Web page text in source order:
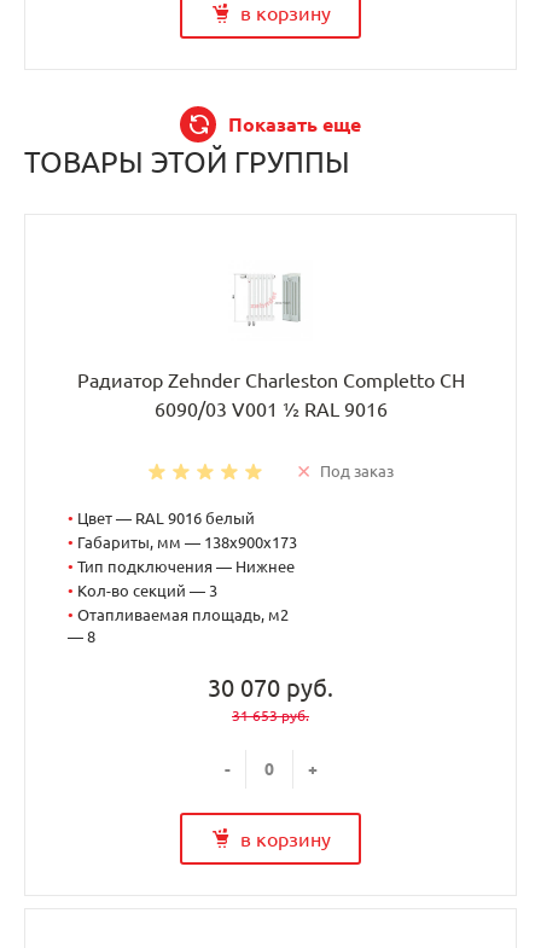
в корзину
Показать еще
ТОВАРЫ ЭТОЙ ГРУППЫ
Радиатор Zehnder Charleston Completto CH
6090/03 V001 ½ RAL 9016
Под заказ
• Цвет — RAL 9016 белый
• Габариты, мм — 138x900x173
• Тип подключения — Нижнее
• Кол-во секций — 3
• Отапливаемая площадь, м2
— 8
30 070 руб.
31 653 руб.
- +
в корзину